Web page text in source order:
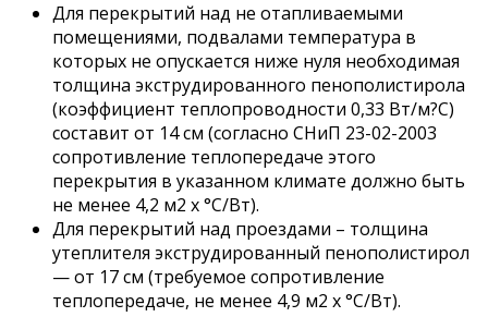
Для перекрытий над не отапливаемыми
помещениями, подвалами температура в
которых не опускается ниже нуля необходимая
толщина экструдированного пенополистирола
(коэффициент теплопроводности 0,33 Вт/м?С)
составит от 14 см (согласно СНиП 23-02-2003
сопротивление теплопередаче этого
перекрытия в указанном климате должно быть
не менее 4,2 м2 х °С/Вт).
Для перекрытий над проездами – толщина
утеплителя экструдированный пенополистирол
— от 17 см (требуемое сопротивление
теплопередаче, не менее 4,9 м2 х °С/Вт).